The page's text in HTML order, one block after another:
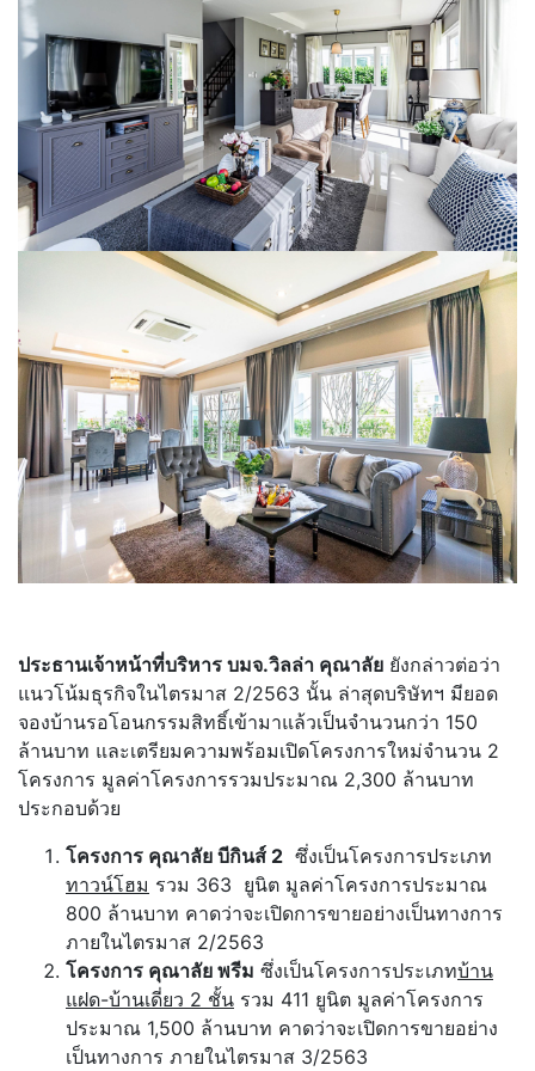
ประธานเจ้าหน้าที่บริหาร บมจ.วิลล่า คุณาลัย ยังกล่าวต่อว่า
แนวโน้มธุรกิจในไตรมาส 2/2563 นั้น ล่าสุดบริษัทฯ มียอด
จองบ้านรอโอนกรรมสิทธิ์เข้ามาแล้วเป็นจำนวนกว่า 150
ล้านบาท และเตรียมความพร้อมเปิดโครงการใหม่จำนวน 2
โครงการ มูลค่าโครงการรวมประมาณ 2,300 ล้านบาท
ประกอบด้วย
โครงการ คุณาลัย บีกินส์ 2 ซึ่งเป็นโครงการประเภท
ทาวน์โฮม รวม 363 ยูนิต มูลค่าโครงการประมาณ
800 ล้านบาท คาดว่าจะเปิดการขายอย่างเป็นทางการ
ภายในไตรมาส 2/2563
โครงการ คุณาลัย พรีม ซึ่งเป็นโครงการประเภทบ้าน
แฝด-บ้านเดี่ยว 2 ชั้น รวม 411 ยูนิต มูลค่าโครงการ
ประมาณ 1,500 ล้านบาท คาดว่าจะเปิดการขายอย่าง
เป็นทางการ ภายในไตรมาส 3/2563